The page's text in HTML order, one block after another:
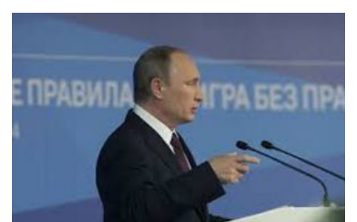
'3')Zur
Suche
springen
(Accesskey
'2')